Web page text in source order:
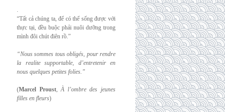
.
“Tất cả chúng ta, để có thể sống được với
thực tại, đều buộc phải nuôi dưỡng trong
mình đôi chút điên rồ.”
“Nous sommes tous obligés, pour rendre
la realite supportable, d’entretenir en
nous quelques petites folies.”
(Marcel Proust,À l’ombre des jeunes
filles en fleurs)